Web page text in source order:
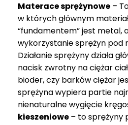
749 zł
Materace sprężynowe –
w których głównym
“fundamentem” jest metal,
wykorzystanie sprężyn pod
Działanie sprężyny działa
nacisk zwrotny na ciężar
bioder, czy barków ciężar
sprężyna wypiera partie
nienaturalne wygięcie
kieszeniowe – to sprężyny